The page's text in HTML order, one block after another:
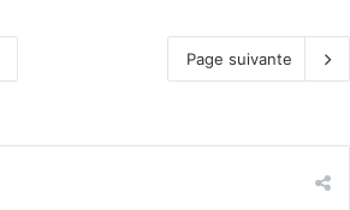
Page suivante